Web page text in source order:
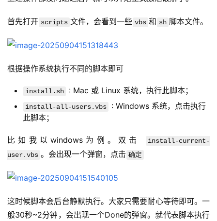
首先打开 scripts 文件，会看到一些 vbs 和 sh 脚本文件。
根据操作系统执行不同的脚本即可
install.sh : Mac 或 Linux 系统，执行此脚本；
install-all-users.vbs
: Windows 系统，点击执行
此脚本；
比如我以windows为例。双击
install-current-
user.vbs 。会出现一个弹窗，点击 确定
这时候脚本会后台静默执行。大家只需要耐心等待即可。一
般30秒~2分钟，会出现一个Done的弹窗。就代表脚本执行